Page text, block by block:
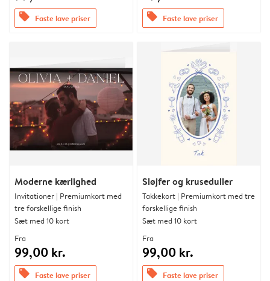
offers Faste lave priser offers Faste lave priser
Moderne kærlighed
Invitationer | Premiumkort med
tre forskellige finish
Sæt med 10 kort
Fra
99,00 kr.
offers Faste lave priser
Sløjfer og kruseduller
Takkekort | Premiumkort med tre
forskellige finish
Sæt med 10 kort
Fra
99,00 kr.
offers Faste lave priser